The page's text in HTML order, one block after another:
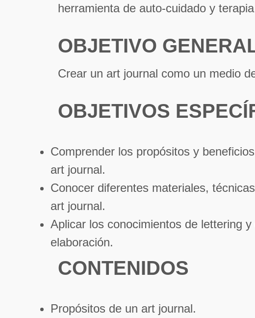
herramienta de auto-cuidado y
OBJETIVO
Crear un art journal como un medio
OBJETIVOS
Comprender los propósitos y
art journal.
Conocer diferentes materiales,
art journal.
Aplicar los conocimientos de lettering
elaboración.
CONTENIDOS
Propósitos de un art journal.